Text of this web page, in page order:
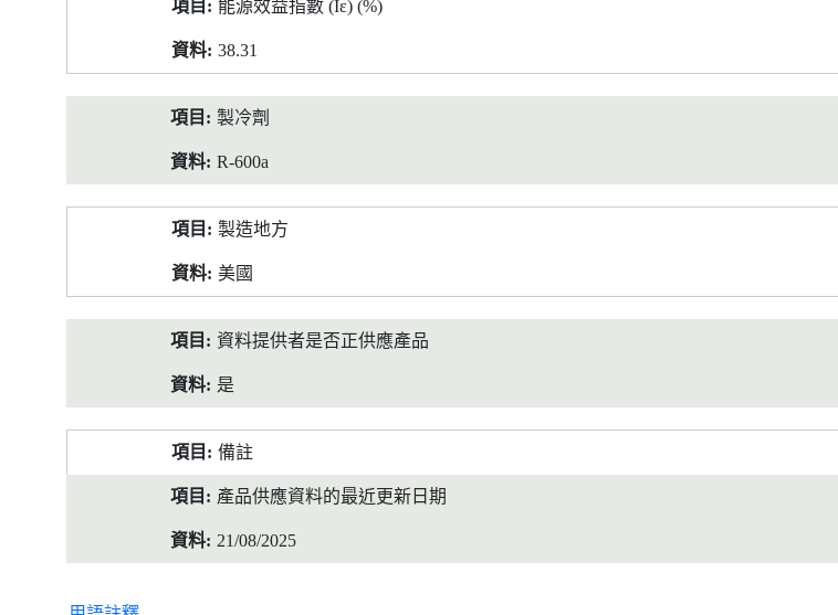
能源效益指數 (Iε) (%)
38.31
製冷劑
R-600a
製造地方
美國
資料提供者是否正供應產品
是
備註
產品供應資料的最近更新日期
21/08/2025